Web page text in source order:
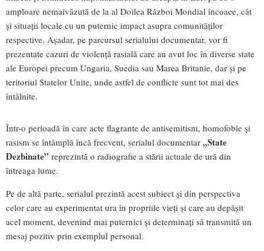
amploare nemaivăzută de la al Doilea Război Mondial încoace, cât
și situații locale cu un puternic impact asupra comunităților
respective. Așadar, pe parcursul serialului documentar, vor fi
prezentate cazuri de violență rasială care au avut loc în diverse state
ale Europei precum Ungaria, Suedia sau Marea Britanie, dar și pe
teritoriul Statelor Unite, unde astfel de conflicte sunt tot mai des
întâlnite.
Într-o perioadă în care acte flagrante de antisemitism, homofobie și
rasism se întâmplă încă frecvent, serialul documentar „State
Dezbinate” reprezintă o radiografie a stării actuale de ură din
întreaga lume.
Pe de altă parte, serialul prezintă acest subiect și din perspectiva
celor care au experimentat ura în propriile vieți și care au depășit
acel moment, devenind mai puternici și determinați să transmită un
mesaj pozitiv prin exemplul personal.